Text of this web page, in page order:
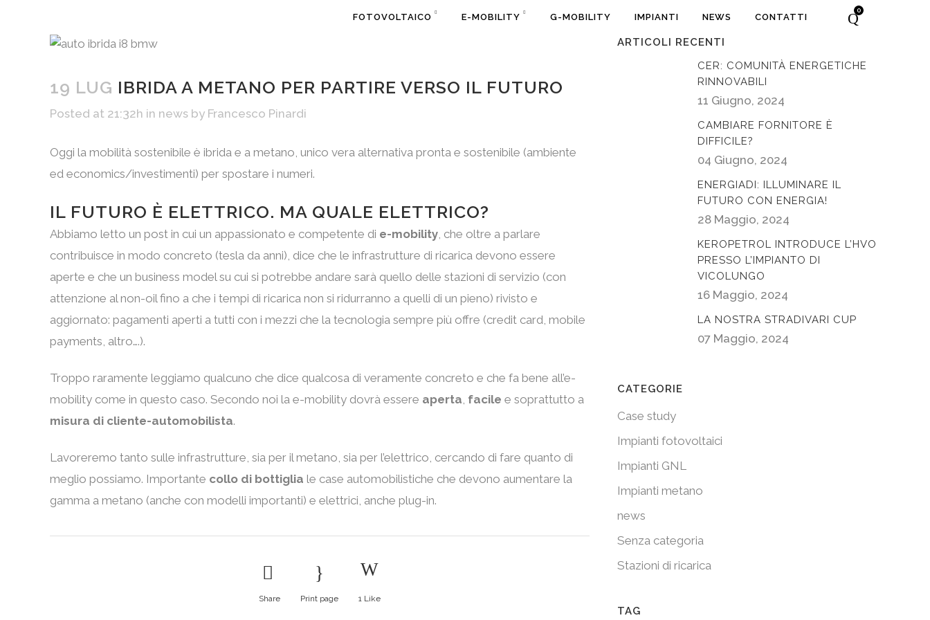
0
FOTOVOLTAICO E-MOBILITY G-MOBILITY IMPIANTI NEWS CONTATTI
19 LUG IBRIDA A METANO PER PARTIRE VERSO IL FUTURO
Posted at 21:32h in news by Francesco Pinardi
Oggi la mobilità sostenibile è ibrida e a metano, unico vera alternativa pronta e sostenibile (ambiente
ed economics/investimenti) per spostare i numeri.
IL FUTURO È ELETTRICO. MA QUALE ELETTRICO?
Abbiamo letto un post in cui un appassionato e competente di e-mobility, che oltre a parlare
contribuisce in modo concreto (tesla da anni), dice che le infrastrutture di ricarica devono essere
aperte e che un business model su cui si potrebbe andare sarà quello delle stazioni di servizio (con
attenzione al non-oil fino a che i tempi di ricarica non si ridurranno a quelli di un pieno) rivisto e
aggiornato: pagamenti aperti a tutti con i mezzi che la tecnologia sempre più offre (credit card, mobile
payments, altro….).
Troppo raramente leggiamo qualcuno che dice qualcosa di veramente concreto e che fa bene all’e-
mobility come in questo caso. Secondo noi la e-mobility dovrà essere aperta, facile e soprattutto a
misura di cliente-automobilista.
Lavoreremo tanto sulle infrastrutture, sia per il metano, sia per l’elettrico, cercando di fare quanto di
meglio possiamo. Importante collo di bottiglia le case automobilistiche che devono aumentare la
gamma a metano (anche con modelli importanti) e elettrici, anche plug-in.
Share Print page 1Like
ARTICOLI RECENTI
CER: COMUNITÀ ENERGETICHE
RINNOVABILI
11 Giugno, 2024
CAMBIARE FORNITORE È
DIFFICILE?
04 Giugno, 2024
ENERGIADI: ILLUMINARE IL
FUTURO CON ENERGIA!
28 Maggio, 2024
KEROPETROL INTRODUCE L’HVO
PRESSO L’IMPIANTO DI
VICOLUNGO
16 Maggio, 2024
LA NOSTRA STRADIVARI CUP
07 Maggio, 2024
CATEGORIE
Case study
Impianti fotovoltaici
Impianti GNL
Impianti metano
news
Senza categoria
Stazioni di ricarica
TAG